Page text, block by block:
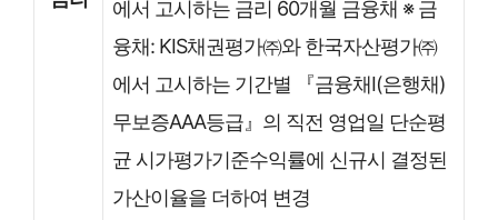
에서 고시하는 금리 60개월 금융채 ※ 금
융채: KIS채권평가㈜와 한국자산평가㈜
에서 고시하는 기간별 『금융채Ⅰ(은행채)
무보증AAA등급』의 직전 영업일 단순평
균 시가평가기준수익률에 신규시 결정된
가산이율을 더하여 변경